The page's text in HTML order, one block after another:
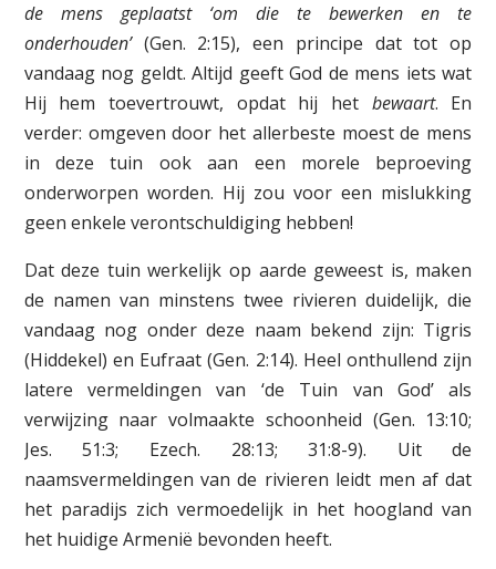
de mens geplaatst ‘om die te bewerken en te
onderhouden’(Gen. 2:15), een principe dat tot op
vandaag nog geldt. Altijd geeft God de mens iets wat
Hij hem toevertrouwt, opdat hij het bewaart. En
verder: omgeven door het allerbeste moest de mens
in deze tuin ook aan een morele beproeving
onderworpen worden. Hij zou voor een mislukking
geen enkele verontschuldiging hebben!
Dat deze tuin werkelijk op aarde geweest is, maken
de namen van minstens twee rivieren duidelijk, die
vandaag nog onder deze naam bekend zijn: Tigris
(Hiddekel) en Eufraat (Gen. 2:14). Heel onthullend zijn
latere vermeldingen van ‘de Tuin van God’ als
verwijzing naar volmaakte schoonheid (Gen. 13:10;
Jes. 51:3; Ezech. 28:13; 31:8-9). Uit de
naamsvermeldingen van de rivieren leidt men af dat
het paradijs zich vermoedelijk in het hoogland van
het huidige Armenië bevonden heeft.